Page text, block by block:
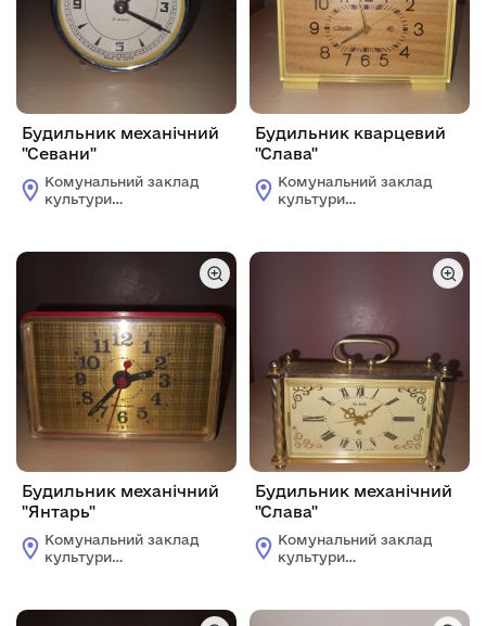
Будильник механічний
"Севани"
Комунальний заклад
культури
Будильник кварцевий
"Слава"
Комунальний заклад
культури
Будильник механічний
"Янтарь"
Комунальний заклад
культури
Будильник механічний
"Слава"
Комунальний заклад
культури